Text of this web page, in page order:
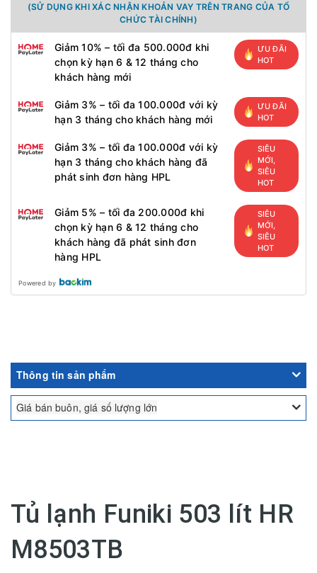
(SỬ DỤNG KHI XÁC NHẬN KHOẢN VAY TRÊN TRANG CỦA TỔ
CHỨC TÀI CHÍNH)
Giảm 10% – tối đa 500.000đ khi
chọn kỳ hạn 6 & 12 tháng cho
khách hàng mới
ƯU ĐÃI
HOT
Giảm 3% – tối đa 100.000đ với kỳ
hạn 3 tháng cho khách hàng mới
ƯU ĐÃI
HOT
Giảm 3% – tối đa 100.000đ với kỳ
hạn 3 tháng cho khách hàng đã
phát sinh đơn hàng HPL
SIÊU
MỚI,
SIÊU
HOT
Giảm 5% – tối đa 200.000đ khi
chọn kỳ hạn 6 & 12 tháng cho
khách hàng đã phát sinh đơn
hàng HPL
SIÊU
MỚI,
SIÊU
HOT
Powered by
Thông tin sản phẩm
Giá bán buôn, giá số lượng lớn
Tủ lạnh Funiki 503 lít HR
M8503TB